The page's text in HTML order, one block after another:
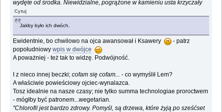
wydęte od środka. Niewidzialne, pogrążone w kamieniu usta krzyczały
Cytuj
Jakby było ich dwóch.
Ewidentnie, bo chwilowo na ojca awansował i Ksawery
- patrz
popołudniowywpis w dwójce
A poważniej - też tak to widzę. Podwójność.
I z nieco innej beczki;cofam się cofam...
- co wymyślił Lem?
A właściwie powieściowy ojciec-wynalazca.
Tosz idealnie na nasze czasy; nie tylko summa technologiae proroctwem
- mógłby być patronem...wegetarian.
"Chlorofil jest bardzo zdrowy. Pomyśl, są drzewa, które żyją po sześćset